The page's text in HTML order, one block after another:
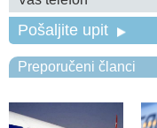
Pošaljite upit
Preporučeni članci